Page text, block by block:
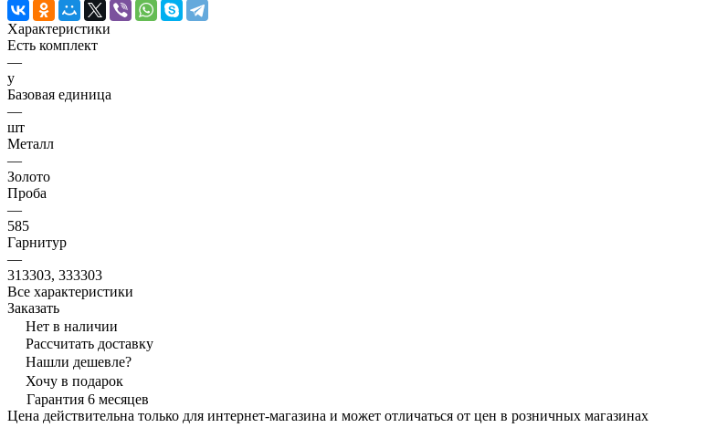
Характеристики
Есть комплект
—
y
Базовая единица
—
шт
Металл
—
Золото
Проба
—
585
Гарнитур
—
313303, 333303
Все характеристики
Заказать
Нет в наличии
Рассчитать доставку
Нашли дешевле?
Хочу в подарок
Гарантия 6 месяцев
Цена действительна только для интернет-магазина и может отличаться от цен в розничных магазинах